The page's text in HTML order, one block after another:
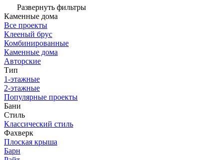
Развернуть фильтры
Каменные дома
Все проекты
Клееный брус
Комбинированные
Каменные дома
Авторские
Тип
1-этажные
2-этажные
Популярные проекты
Бани
Стиль
Классический стиль
Фахверк
Плоская крыша
Барн